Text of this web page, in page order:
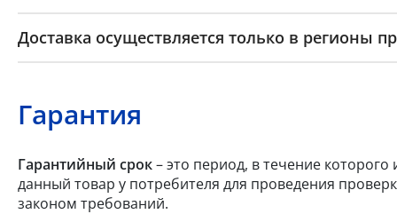
Доставка осуществляется только в регионы
Гарантия
Гарантийный срок– это период, в течение которого
данный товар у потребителя для проведения
законом требований.